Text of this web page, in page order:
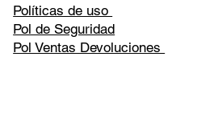
Políticas de uso
Pol de Seguridad
Pol Ventas Devoluciones